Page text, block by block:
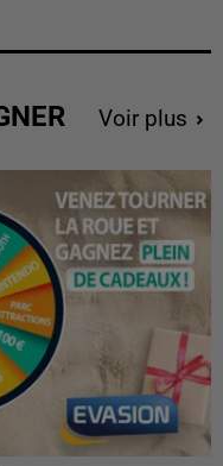
Voir plus